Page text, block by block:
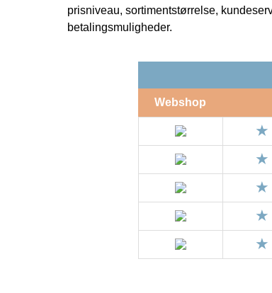
prisniveau, sortimentstørrelse,
betalingsmuligheder.
Webshop